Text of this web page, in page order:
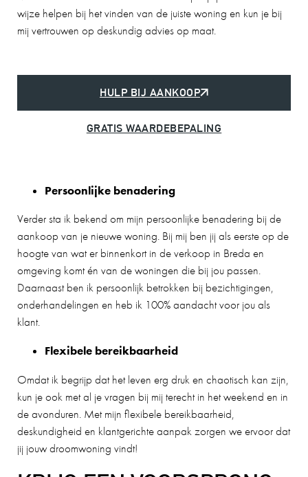
wijze helpen bij het vinden van de juiste woning en kun je bij
mij vertrouwen op deskundig advies op maat.
HULP BIJ AANKOOP
GRATIS WAARDEBEPALING
Persoonlijke benadering
Verder sta ik bekend om mijn persoonlijke benadering bij de
aankoop van je nieuwe woning. Bij mij ben jij als eerste op de
hoogte van wat er binnenkort in de verkoop in Breda en
omgeving komt én van de woningen die bij jou passen.
Daarnaast ben ik persoonlijk betrokken bij bezichtigingen,
onderhandelingen en heb ik 100% aandacht voor jou als
klant.
Flexibele bereikbaarheid
Omdat ik begrijp dat het leven erg druk en chaotisch kan zijn,
kun je ook met al je vragen bij mij terecht in het weekend en in
de avonduren. Met mijn flexibele bereikbaarheid,
deskundigheid en klantgerichte aanpak zorgen we ervoor dat
jij jouw droomwoning vindt!